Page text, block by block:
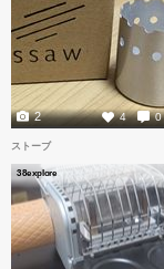
4 0
2
ストーブ
38explore